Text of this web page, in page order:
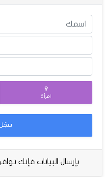
امرأة
سجّل
بإرسال البيانات فإنك